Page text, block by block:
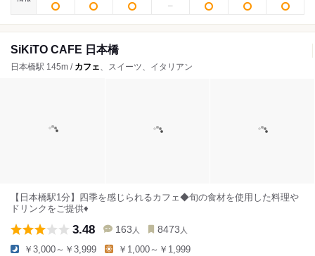
SiKiTO CAFE 日本橋
日本橋駅 145m / カフェ、スイーツ、イタリアン
【日本橋駅1分】四季を感じられるカフェ◆旬の食材を使用した料理や
ドリンクをご提供♦
3.48 163 人 8473 人
￥3,000～￥3,999 ￥1,000～￥1,999